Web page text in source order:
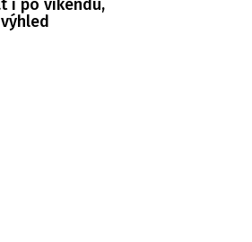
i po víkendu,